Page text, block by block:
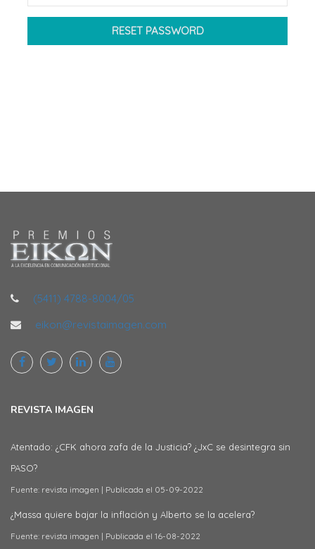
(5411) 4788-8004/05
eikon@revistaimagen.com
REVISTA IMAGEN
Atentado: ¿CFK ahora zafa de la Justicia? ¿JxC se desintegra sin
PASO?
Fuente: revista imagen Publicada el 05-09-2022
¿Massa quiere bajar la inflación y Alberto se la acelera?
Fuente: revista imagen Publicada el 16-08-2022